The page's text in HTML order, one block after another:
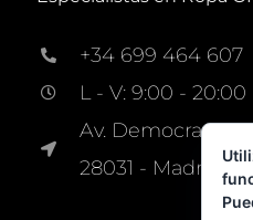
+34 699 464 607
L - V: 9:00 - 20:00
Av. Democracia,
28031 - Madrid,